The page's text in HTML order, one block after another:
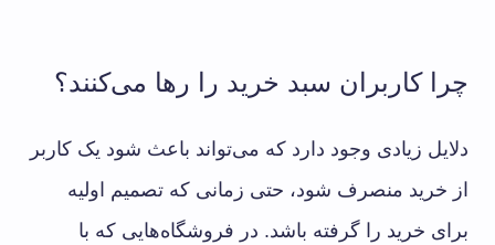
چرا کاربران سبد خرید را رها می‌کنند؟
دلایل زیادی وجود دارد که می‌تواند باعث شود یک کاربر
از خرید منصرف شود، حتی زمانی که تصمیم اولیه
برای خرید را گرفته باشد. در فروشگاه‌هایی که با